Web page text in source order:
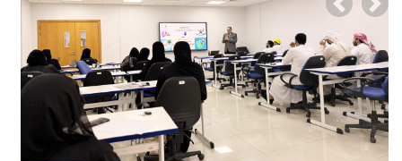
Previous